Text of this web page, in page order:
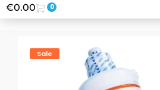
€0.00 0
Sale